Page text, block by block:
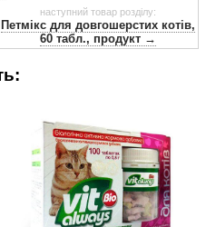
наступний товар розділу:
Петмікс для довгошерстих котів,
60 табл., продукт →